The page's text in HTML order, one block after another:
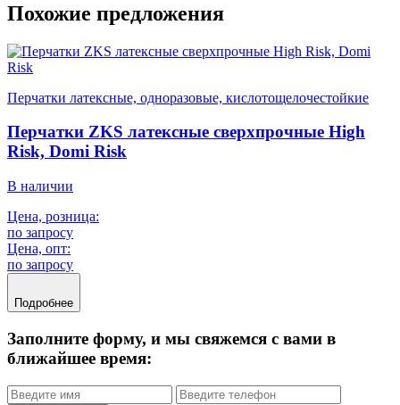
Похожие предложения
Перчатки латексные, одноразовые, кислотощелочестойкие
Перчатки ZKS латексные сверхпрочные High
Risk, Domi Risk
В наличии
Цена, розница:
по запросу
Цена, опт:
по запросу
Подробнее
Заполните форму, и мы свяжемся с вами в
ближайшее время: